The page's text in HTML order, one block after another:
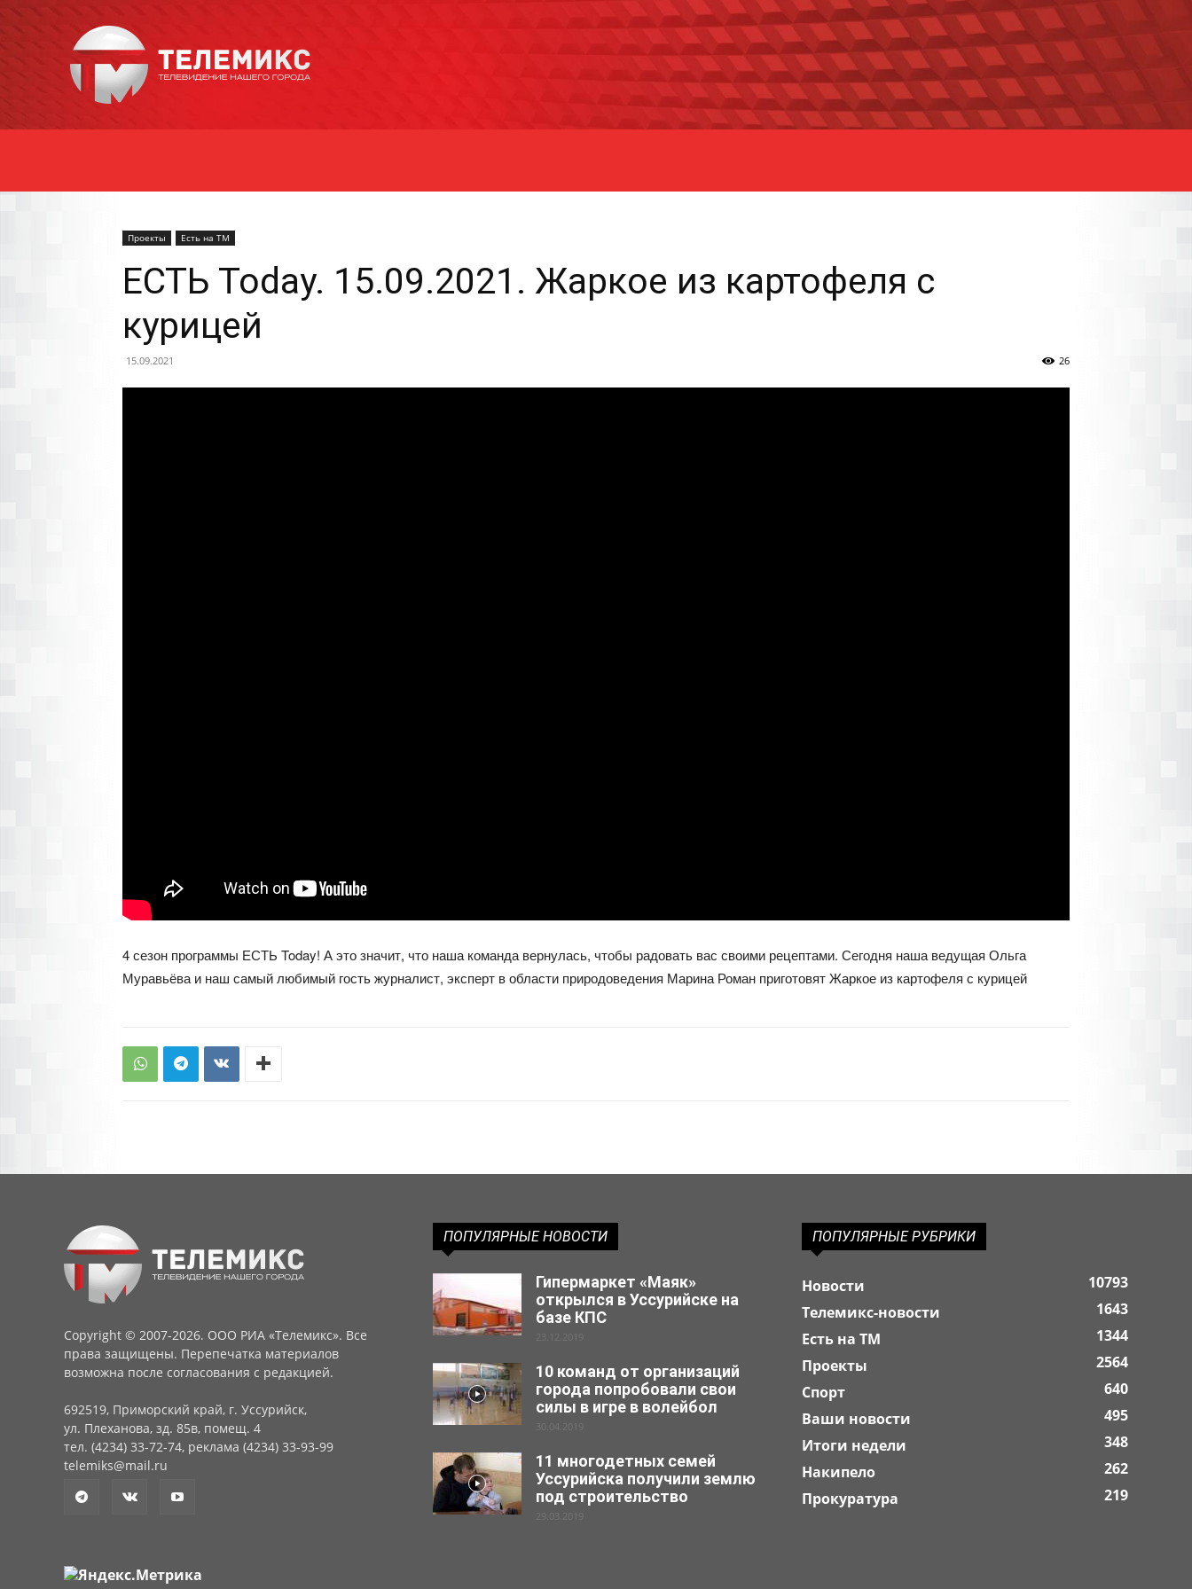
Уссурийска
Проекты Есть на ТМ
ЕСТЬ Today. 15.09.2021. Жаркое из картофеля с
курицей
15.09.2021 26
4 сезон программы ЕСТЬ Today! А это значит, что наша команда вернулась, чтобы радовать вас своими рецептами. Сегодня наша ведущая Ольга
Муравьёва и наш самый любимый гость журналист, эксперт в области природоведения Марина Роман приготовят Жаркое из картофеля с курицей
Copyright © 2007-2026. ООО РИА «Телемикс». Все
права защищены. Перепечатка материалов
возможна после согласования с редакцией.
692519, Приморский край, г. Уссурийск,
ул. Плеханова, зд. 85в, помещ. 4
тел. (4234) 33-72-74, реклама (4234) 33-93-99
telemiks@mail.ru
ПОПУЛЯРНЫЕ НОВОСТИ
Гипермаркет «Маяк»
открылся в Уссурийске на
базе КПС
23.12.2019
10 команд от организаций
города попробовали свои
силы в игре в волейбол
30.04.2019
11 многодетных семей
Уссурийска получили землю
под строительство
29.03.2019
ПОПУЛЯРНЫЕ РУБРИКИ
Новости
10793
Телемикс-новости
1643
Есть на ТМ
1344
Проекты
2564
Спорт
640
Ваши новости
495
Итоги недели
348
Накипело
262
Прокуратура
219